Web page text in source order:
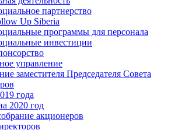
партнерство
Up Siberia
программы для персонала
инвестиции
управление
заместителя Председателя Совета
года
2020 год
акционеров